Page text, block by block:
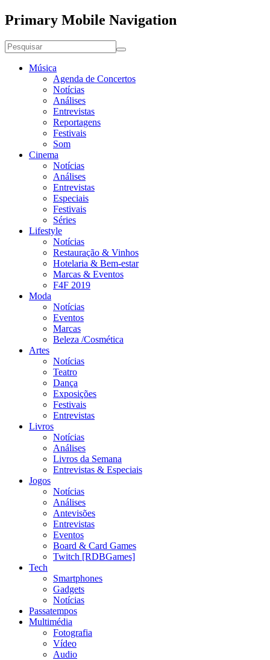
Primary Mobile Navigation
Música
Agenda de Concertos
Notícias
Análises
Entrevistas
Reportagens
Festivais
Som
Cinema
Notícias
Análises
Entrevistas
Especiais
Festivais
Séries
Lifestyle
Notícias
Restauração & Vinhos
Hotelaria & Bem-estar
Marcas & Eventos
F4F 2019
Moda
Notícias
Eventos
Marcas
Beleza /Cosmética
Artes
Notícias
Teatro
Dança
Exposições
Festivais
Entrevistas
Livros
Notícias
Análises
Livros da Semana
Entrevistas & Especiais
Jogos
Notícias
Análises
Antevisões
Entrevistas
Eventos
Board & Card Games
Twitch [RDBGames]
Tech
Smartphones
Gadgets
Notícias
Passatempos
Multimédia
Fotografia
Vídeo
Audio